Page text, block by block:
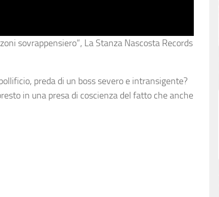
sovrappensiero”, La Stanza Nascosta Records
preda di un boss severo e intransigente?
in una presa di coscienza del fatto che anche